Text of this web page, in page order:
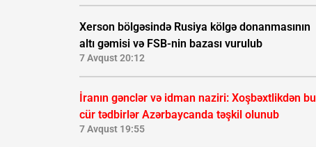
Xerson bölgəsində Rusiya kölgə donanmasının
altı gəmisi və FSB-nin bazası vurulub
7 Avqust 20:12
İranın gənclər və idman naziri: Xoşbəxtlikdən bu
cür tədbirlər Azərbaycanda təşkil olunub
7 Avqust 19:55